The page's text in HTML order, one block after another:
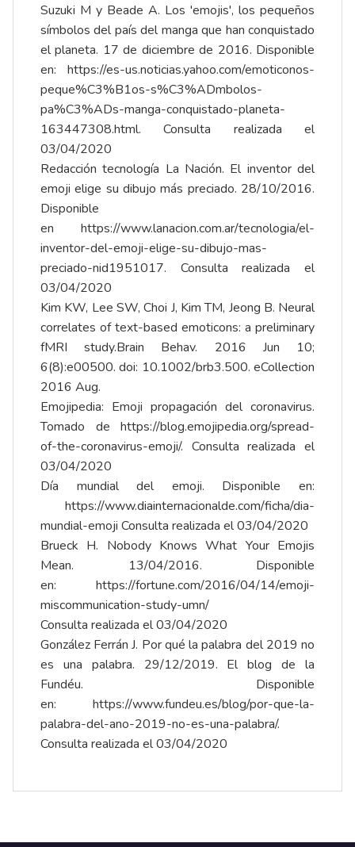
Suzuki M y Beade A. Los 'emojis', los pequeños
símbolos del país del manga que han conquistado
el planeta. 17 de diciembre de 2016. Disponible
en: https://es-us.noticias.yahoo.com/emoticonos-
peque%C3%B1os-s%C3%ADmbolos-
pa%C3%ADs-manga-conquistado-planeta-
163447308.html. Consulta realizada el
03/04/2020
Redacción tecnología La Nación. El inventor del
emoji elige su dibujo más preciado. 28/10/2016.
Disponible
en https://www.lanacion.com.ar/tecnologia/el-
inventor-del-emoji-elige-su-dibujo-mas-
preciado-nid1951017. Consulta realizada el
03/04/2020
Kim KW, Lee SW,Choi J, Kim TM, Jeong B. Neural
correlates of text-based emoticons: a preliminary
fMRI study.Brain Behav. 2016 Jun 10;
6(8):e00500. doi: 10.1002/brb3.500. eCollection
2016 Aug.
Emojipedia: Emoji propagación del coronavirus.
Tomado de https://blog.emojipedia.org/spread-
of-the-coronavirus-emoji/. Consulta realizada el
03/04/2020
Día mundial del emoji. Disponible en:
https://www.diainternacionalde.com/ficha/dia-
mundial-emoji Consulta realizada el 03/04/2020
Brueck H. Nobody Knows What Your Emojis
Mean. 13/04/2016. Disponible
en: https://fortune.com/2016/04/14/emoji-
miscommunication-study-umn/
Consulta realizada el 03/04/2020
González Ferrán J. Por qué la palabra del 2019 no
es una palabra. 29/12/2019. El blog de la
Fundéu. Disponible
en: https://www.fundeu.es/blog/por-que-la-
palabra-del-ano-2019-no-es-una-palabra/.
Consulta realizada el 03/04/2020